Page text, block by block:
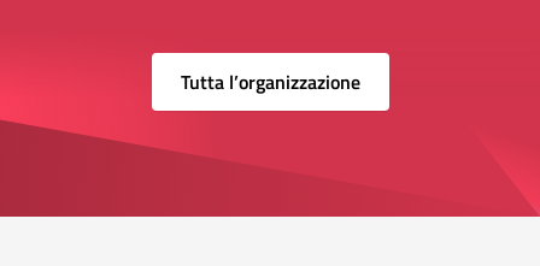
Tutta l’organizzazione